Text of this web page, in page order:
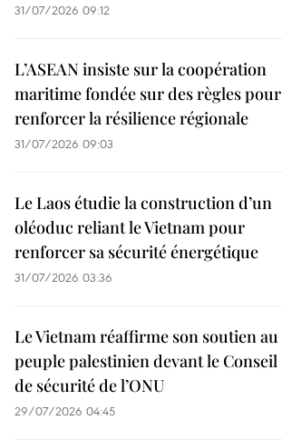
31/07/2026 09:12
L’ASEAN insiste sur la coopération
maritime fondée sur des règles pour
renforcer la résilience régionale
31/07/2026 09:03
Le Laos étudie la construction d’un
oléoduc reliant le Vietnam pour
renforcer sa sécurité énergétique
31/07/2026 03:36
Le Vietnam réaffirme son soutien au
peuple palestinien devant le Conseil
de sécurité de l’ONU
29/07/2026 04:45